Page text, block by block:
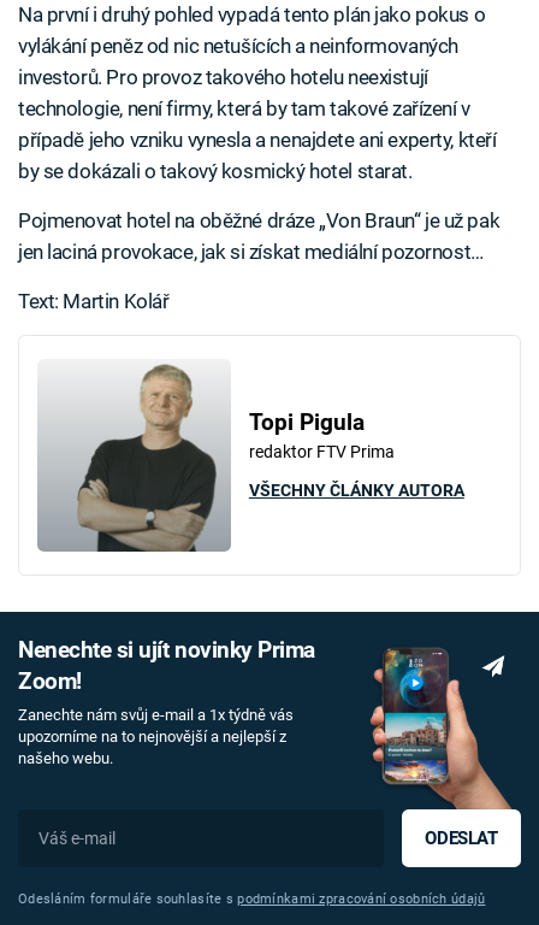
Na první i druhý pohled vypadá tento plán jako pokus o
vylákání peněz od nic netušících a neinformovaných
investorů. Pro provoz takového hotelu neexistují
technologie, není firmy, která by tam takové zařízení v
případě jeho vzniku vynesla a nenajdete ani experty, kteří
by se dokázali o takový kosmický hotel starat.
Pojmenovat hotel na oběžné dráze „Von Braun“ je už pak
jen laciná provokace, jak si získat mediální pozornost…
Text: Martin Kolář
Topi Pigula
redaktor FTV Prima
VŠECHNY ČLÁNKY AUTORA
Nenechte si ujít novinky Prima
Zoom!
Zanechte nám svůj e-mail a 1x týdně vás
upozorníme na to nejnovější a nejlepší z
našeho webu.
ODESLAT
Odesláním formuláře souhlasíte spodmínkami zpracování osobních údajů